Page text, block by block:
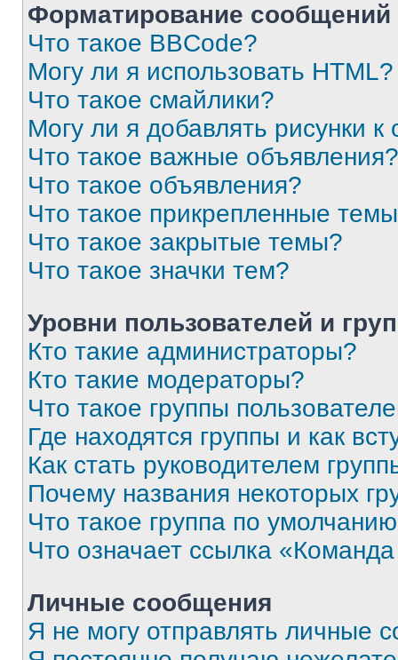
Форматирование
Что такое BBCode?
Могу ли я использовать HTML?
Что такое смайлики?
Могу ли я добавлять рисунки
Что такое важные объявления?
Что такое объявления?
Что такое прикрепленные
Что такое закрытые темы?
Что такое значки тем?
Уровни пользователей и
Кто такие администраторы?
Кто такие модераторы?
Что такое группы
Где находятся группы и как
Как стать руководителем
Почему названия некоторых
Что такое группа по
Что означает ссылка
Личные сообщения
Я не могу отправлять личные